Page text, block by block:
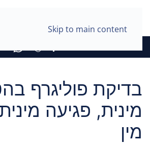
Skip to main content
בדיקת פוליגרף
מינית, פגיעה
מין